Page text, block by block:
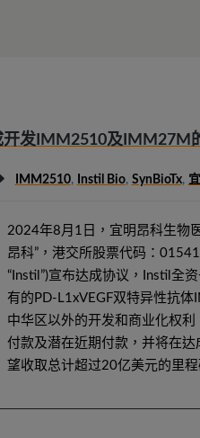
发IMM2510及IMM27M
IMM2510, Instil Bio, SynBioTx,
2024年8月1日，宜明昂科生物
昂科”，港交所股票代码：
“Instil”)宣布达成协议，Instil全
有的PD-L1xVEGF双特异性抗
中华区以外的开发和商业化权
付款及潜在近期付款，并将在
望收取总计超过20亿美元的里